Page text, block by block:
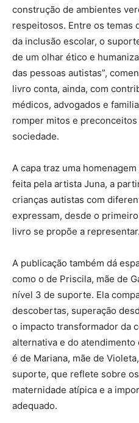
construção de ambientes
respeitosos. Entre os temas
da inclusão escolar, o
de um olhar ético e
das pessoas autistas”,
livro conta, ainda, com
médicos, advogados e
romper mitos e
sociedade.
A capa traz uma
feita pela artista Juna, a
crianças autistas com
expressam, desde o
livro se propõe a representar.
A publicação também dá
como o de Priscila, mãe de
nível 3 de suporte. Ela
descobertas, superação
o impacto transformador da
alternativa e do
é de Mariana, mãe de
suporte, que reflete sobre
maternidade atípica e a
adequado.